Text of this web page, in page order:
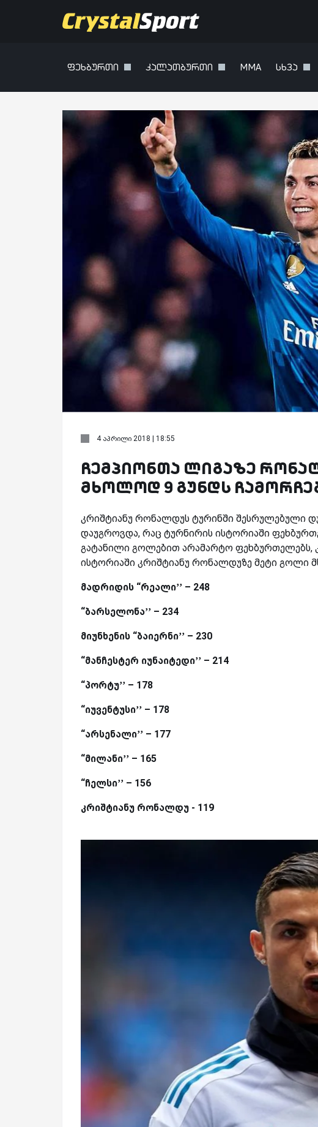
ფეხბურთი კალათბურთი MMA სხვა
4 აპრილი 2018 | 18:55
ჩემპიონთა ლიგაზე
მხოლოდ 9 გუნდს
კრიშტიანუ რონალდუს ტურინში შესრულებული
დაუგროვდა, რაც ტურნირის ისტორიაში
გატანილი გოლებით არამარტო ფეხბურთელებს,
ისტორიაში კრიშტიანუ რონალდუზე მეტი გოლი
მადრიდის “რეალი’’ – 248
“ბარსელონა’’ – 234
მიუნხენის “ბაიერნი’’ – 230
“მანჩესტერ იუნაიტედი’’ – 214
“პორტუ’’ – 178
“იუვენტუსი’’ – 178
“არსენალი’’ – 177
“მილანი’’ – 165
“ჩელსი’’ – 156
კრიშტიანუ რონალდუ - 119